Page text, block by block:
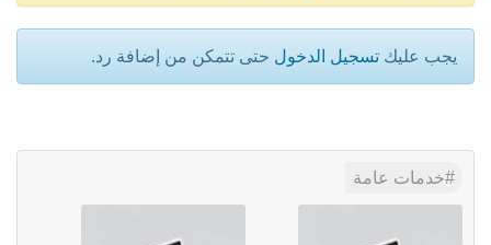
يجب عليك تسجيل الدخول حتى تتمكن من إضافة رد.
خدمات عامة